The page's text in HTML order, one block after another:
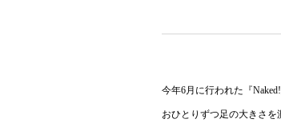
今年6月に行われた『
おひとりずつ足の大きさ